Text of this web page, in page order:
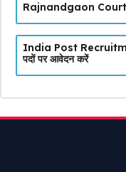
Rajnandgaon Court
India Post
पदों पर आवेदन करें